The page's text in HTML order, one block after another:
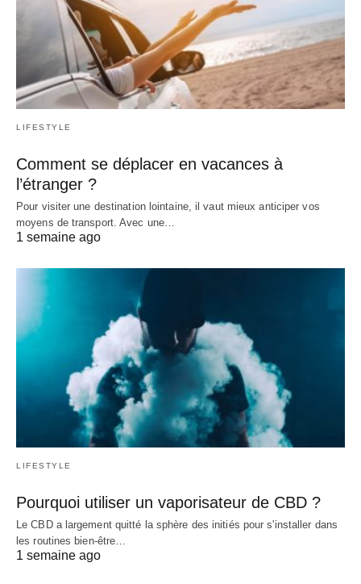
LIFESTYLE
Comment se déplacer en vacances à
l’étranger ?
Pour visiter une destination lointaine, il vaut mieux anticiper vos
moyens de transport. Avec une…
1 semaine ago
LIFESTYLE
Pourquoi utiliser un vaporisateur de CBD ?
Le CBD a largement quitté la sphère des initiés pour s'installer dans
les routines bien-être…
1 semaine ago